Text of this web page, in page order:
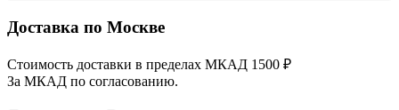
Доставка по Москве
Стоимость доставки в пределах МКАД 1500 ₽
За МКАД по согласованию.